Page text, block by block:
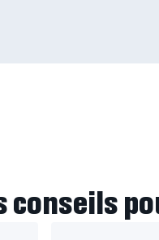
conseils